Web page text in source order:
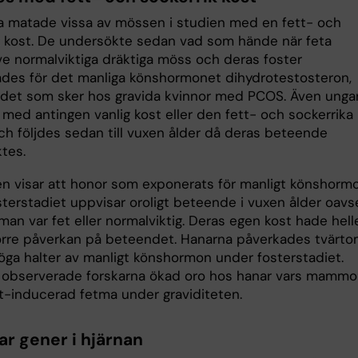
matade vissa av mössen i studien med en fett- och
kost. De undersökte sedan vad som hände när feta
normalviktiga dräktiga möss och deras foster
för det manliga könshormonet dihydrotestosteron,
som sker hos gravida kvinnor med PCOS. Även
antingen vanlig kost eller den fett- och sockerrika
följdes sedan till vuxen ålder då deras beteende
visar att honor som exponerats för manligt
uppvisar oroligt beteende i vuxen ålder
var fet eller normalviktig. Deras egen kost hade
påverkan på beteendet. Hanarna påverkades
halter av manligt könshormon under fosterstadiet.
forskarna ökad oro hos hanar vars
inducerad fetma under graviditeten.
gener i hjärnan